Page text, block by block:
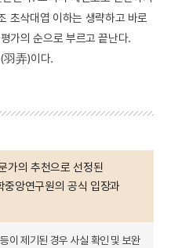
초삭대엽 이하는 생략하고 바로
가의 순으로 부르고 끝난다.
羽弄)이다.
가의 추천으로 선정된
중앙연구원의 공식 입장과
이 제기된 경우 사실 확인 및 보완